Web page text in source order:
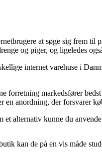
at søge sig frem
og piger, og ligeledes
internet varehuse i
forretning markedsfører
anordning, der forsvarer
alternativ kunne du
kan de på en vis måde